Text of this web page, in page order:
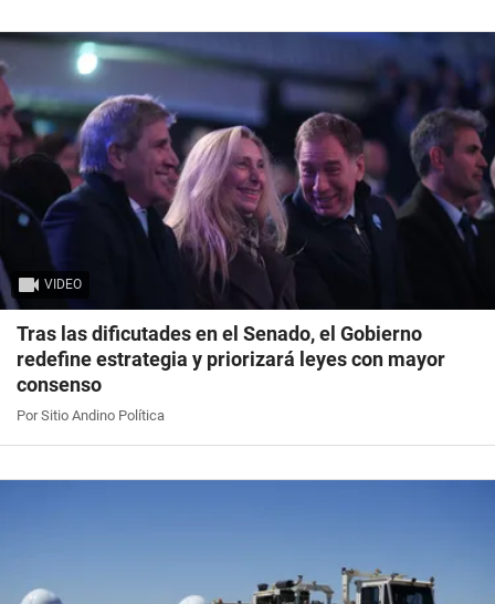
VIDEO
Tras las dificutades en el Senado, el Gobierno
redefine estrategia y priorizará leyes con mayor
consenso
Por Sitio Andino Política